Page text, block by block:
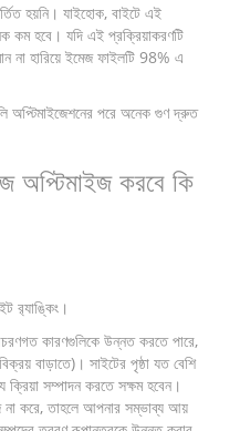
হয়নি। যাইহোক, বাইটে এই
কম হবে। যদি এই প্রক্রিয়াকরণটি
না হারিয়ে ইমেজ ফাইলটি 98% এ
অপ্টিমাইজেশনের পরে অনেক গুণ দ্রুত
অপ্টিমাইজ করবে কি
র‌্যাঙ্কিং।
কারণগুলিকে উন্নত করতে পারে,
বাড়াতে)। সাইটের পৃষ্ঠা যত বেশি
ক্রিয়া সম্পাদন করতে সক্ষম হবেন।
না করে, তাহলে আপনার সম্ভাব্য আয়